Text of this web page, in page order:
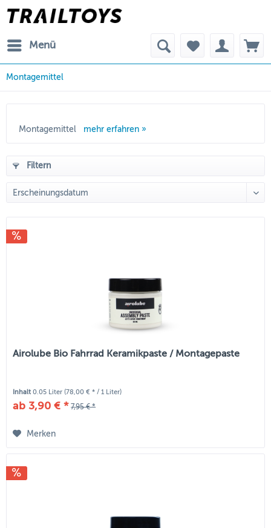
Menü
Montagemittel
Montagemittel mehr erfahren »
Filtern
Airolube Bio Fahrrad Keramikpaste / Montagepaste
Inhalt0.05 Liter(78,00 € * / 1 Liter)
ab 3,90 € * 7,95 € *
Merken